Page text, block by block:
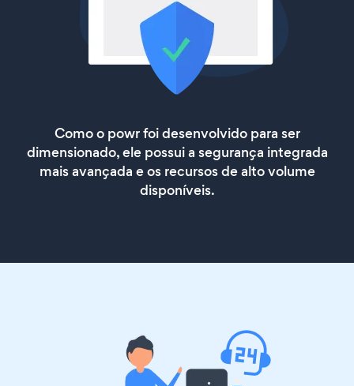
Como o powr foi desenvolvido para ser
dimensionado, ele possui a segurança integrada
mais avançada e os recursos de alto volume
disponíveis.